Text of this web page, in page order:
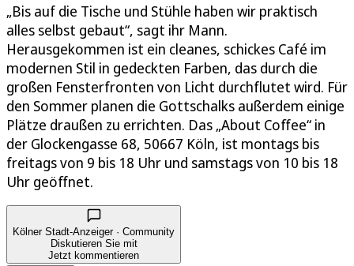
„Bis auf die Tische und Stühle haben wir praktisch
alles selbst gebaut“, sagt ihr Mann.
Herausgekommen ist ein cleanes, schickes Café im
modernen Stil in gedeckten Farben, das durch die
großen Fensterfronten von Licht durchflutet wird. Für
den Sommer planen die Gottschalks außerdem einige
Plätze draußen zu errichten. Das „About Coffee“ in
der Glockengasse 68, 50667 Köln, ist montags bis
freitags von 9 bis 18 Uhr und samstags von 10 bis 18
Uhr geöffnet.
Kölner Stadt-Anzeiger · Community
Diskutieren Sie mit
Jetzt kommentieren